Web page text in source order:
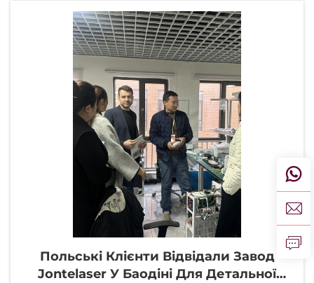
Польські Клієнти Відвідали Завод
Jontelaser У Баодіні Для Детальної